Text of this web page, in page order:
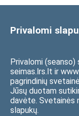
Privalomi
Privalomi (seanso)
seimas.lrs.lt ir
pagrindinių
Jūsų duotam
davėte. Svetainės
slapukų.